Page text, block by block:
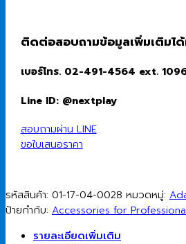
ไฟ)
65W
C
Greenv2
AC
PowerCord
ชิ้น
ติดต่อสอบถามข้อมูลเพิ่มเติมไ
เบอร์โทร. 02-491-4564 ext.
Line ID: @nextplay
สอบถามผ่าน LINE
ขอใบเสนอราคา
รหัสสินค้า: 01-17-04-0028 หมวดหมู่:
ป้ายกำกับ: Accessories for
รายละเอียดเพิ่มเติม